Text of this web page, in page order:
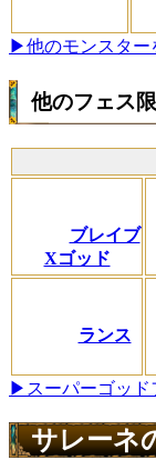
▶他のモンスター
他のフェス
ブレイブ
Xゴッド
ランス
▶スーパーゴッド
サレーネ